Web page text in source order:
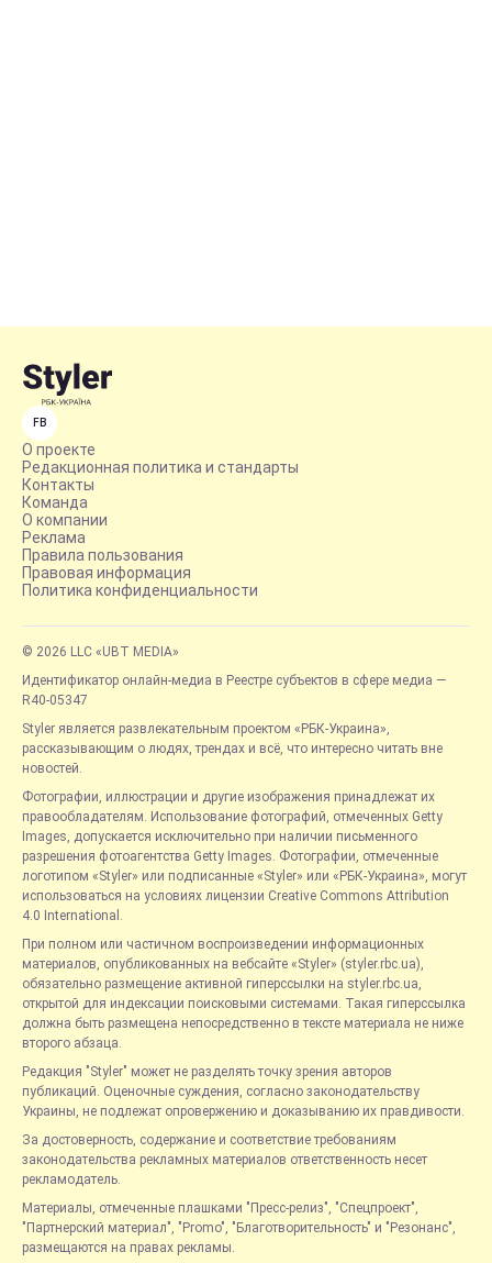
FB
О проекте
Редакционная политика и стандарты
Контакты
Команда
О компании
Реклама
Правила пользования
Правовая информация
Политика конфиденциальности
© 2026 LLC «UBT MEDIA»
Идентификатор онлайн-медиа в Реестре субъектов в сфере медиа —
R40-05347
Styler является развлекательным проектом «РБК-Украина»,
рассказывающим о людях, трендах и всё, что интересно читать вне
новостей.
Фотографии, иллюстрации и другие изображения принадлежат их
правообладателям. Использование фотографий, отмеченных Getty
Images, допускается исключительно при наличии письменного
разрешения фотоагентства Getty Images. Фотографии, отмеченные
логотипом «Styler» или подписанные «Styler» или «РБК-Украина», могут
использоваться на условиях лицензии Creative Commons Attribution
4.0 International.
При полном или частичном воспроизведении информационных
материалов, опубликованных на вебсайте «Styler» (styler.rbc.ua),
обязательно размещение активной гиперссылки на styler.rbc.ua,
открытой для индексации поисковыми системами. Такая гиперссылка
должна быть размещена непосредственно в тексте материала не ниже
второго абзаца.
Редакция "Styler" может не разделять точку зрения авторов
публикаций. Оценочные суждения, согласно законодательству
Украины, не подлежат опровержению и доказыванию их правдивости.
За достоверность, содержание и соответствие требованиям
законодательства рекламных материалов ответственность несет
рекламодатель.
Материалы, отмеченные плашками "Пресс-релиз", "Спецпроект",
"Партнерский материал", "Promo", "Благотворительность" и "Резонанс",
размещаются на правах рекламы.